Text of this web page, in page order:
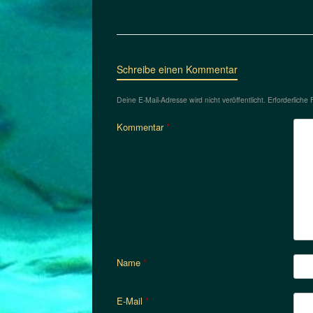
Schreibe einen Kommentar
Deine E-Mail-Adresse wird nicht veröffentlicht. Erforderliche
Kommentar*
Name *
E-Mail *